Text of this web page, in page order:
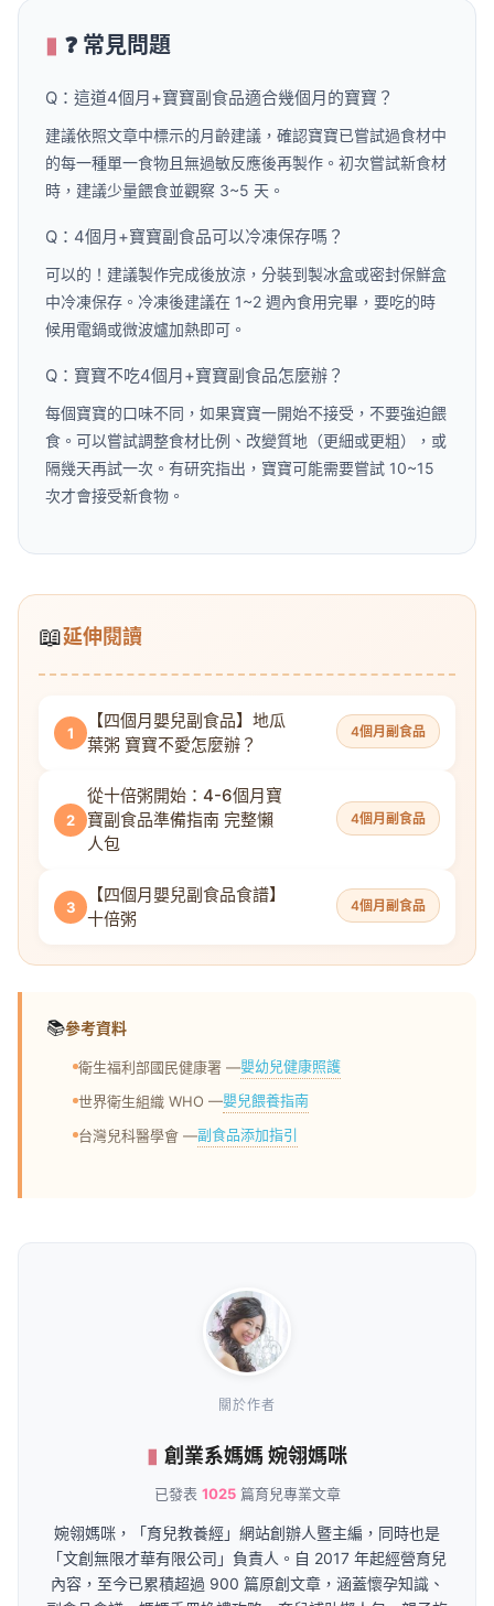
❓ 常見問題
Q：這道4個月+寶寶副食品適合幾個月的寶寶？
建議依照文章中標示的月齡建議，確認寶寶已嘗試過食材中
的每一種單一食物且無過敏反應後再製作。初次嘗試新食材
時，建議少量餵食並觀察 3~5 天。
Q：4個月+寶寶副食品可以冷凍保存嗎？
可以的！建議製作完成後放涼，分裝到製冰盒或密封保鮮盒
中冷凍保存。冷凍後建議在 1~2 週內食用完畢，要吃的時
候用電鍋或微波爐加熱即可。
Q：寶寶不吃4個月+寶寶副食品怎麼辦？
每個寶寶的口味不同，如果寶寶一開始不接受，不要強迫餵
食。可以嘗試調整食材比例、改變質地（更細或更粗），或
隔幾天再試一次。有研究指出，寶寶可能需要嘗試 10~15
次才會接受新食物。
📖延伸閱讀
1
【四個月嬰兒副食品】地瓜
葉粥 寶寶不愛怎麼辦？
4個月副食品
2
從十倍粥開始：4-6個月寶
寶副食品準備指南 完整懶
人包
4個月副食品
3
【四個月嬰兒副食品食譜】
十倍粥
4個月副食品
📚參考資料
衛生福利部國民健康署 —嬰幼兒健康照護
世界衛生組織 WHO —嬰兒餵養指南
台灣兒科醫學會 —副食品添加指引
關於作者
創業系媽媽 婉翎媽咪
已發表 1025篇育兒專業文章
婉翎媽咪，「育兒教養經」網站創辦人暨主編，同時也是
「文創無限才華有限公司」負責人。自 2017 年起經營育兒
內容，至今已累積超過 900 篇原創文章，涵蓋懷孕知識、